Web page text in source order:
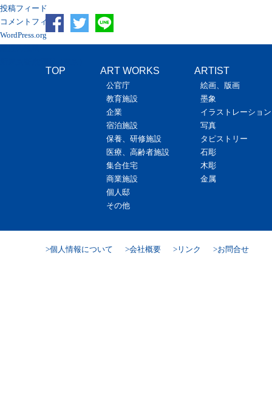
投稿フィード
コメントフィード
WordPress.org
TOP ART WORKS
公官庁
教育施設
企業
宿泊施設
保養、研修施設
医療、高齢者施設
集合住宅
商業施設
個人邸
その他
ARTIST
絵画、版画
墨象
イラストレーション
写真
タピストリー
石彫
木彫
金属
個人情報について 会社概要 リンク お問合せ